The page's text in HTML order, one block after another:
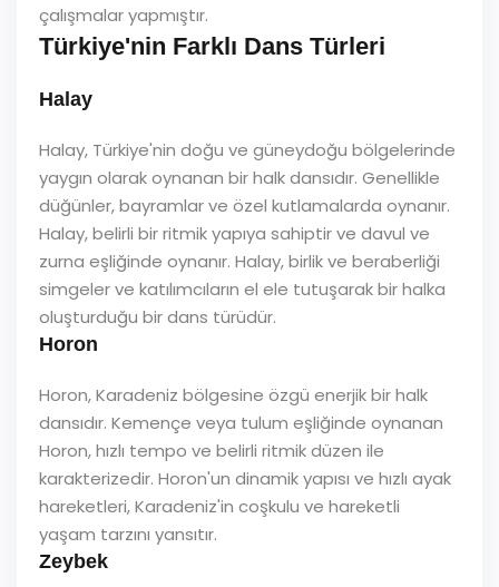
çalışmalar yapmıştır.
Türkiye'nin Farklı Dans Türleri
Halay
Halay, Türkiye'nin doğu ve güneydoğu bölgelerinde
yaygın olarak oynanan bir halk dansıdır. Genellikle
düğünler, bayramlar ve özel kutlamalarda oynanır.
Halay, belirli bir ritmik yapıya sahiptir ve davul ve
zurna eşliğinde oynanır. Halay, birlik ve beraberliği
simgeler ve katılımcıların el ele tutuşarak bir halka
oluşturduğu bir dans türüdür.
Horon
Horon, Karadeniz bölgesine özgü enerjik bir halk
dansıdır. Kemençe veya tulum eşliğinde oynanan
Horon, hızlı tempo ve belirli ritmik düzen ile
karakterizedir. Horon'un dinamik yapısı ve hızlı ayak
hareketleri, Karadeniz'in coşkulu ve hareketli
yaşam tarzını yansıtır.
Zeybek